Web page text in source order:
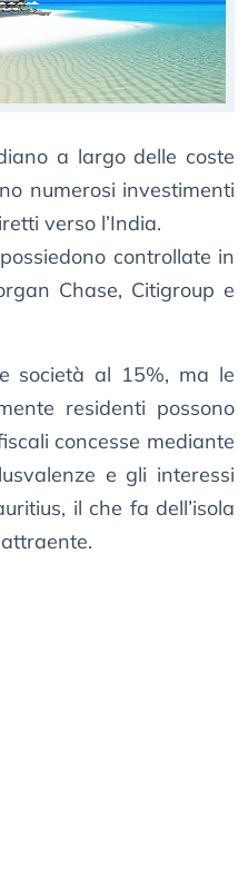
a largo delle coste
numerosi investimenti
verso l’India.
controllate in
Chase, Citigroup e
società al 15%, ma le
residenti possono
concesse mediante
e gli interessi
il che fa dell’isola